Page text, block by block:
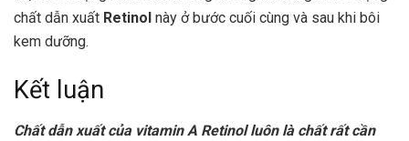
chất dẫn xuất Retinol này ở bước cuối cùng và sau khi bôi
kem dưỡng.
Kết luận
Chất dẫn xuất của vitamin A Retinol luôn là chất rất cần